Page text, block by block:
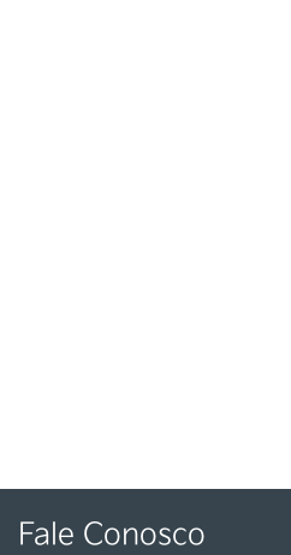
Fale Conosco